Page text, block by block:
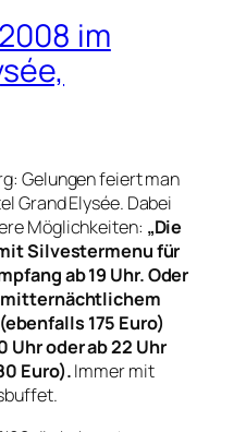
im
Gelungen feiert man
Grand Elysée. Dabei
Möglichkeiten: „Die
Silvestermenu für
ab 19 Uhr. Oder
mitternächtlichem
175 Euro)
Uhr oder ab 22 Uhr
Euro).Immer mit